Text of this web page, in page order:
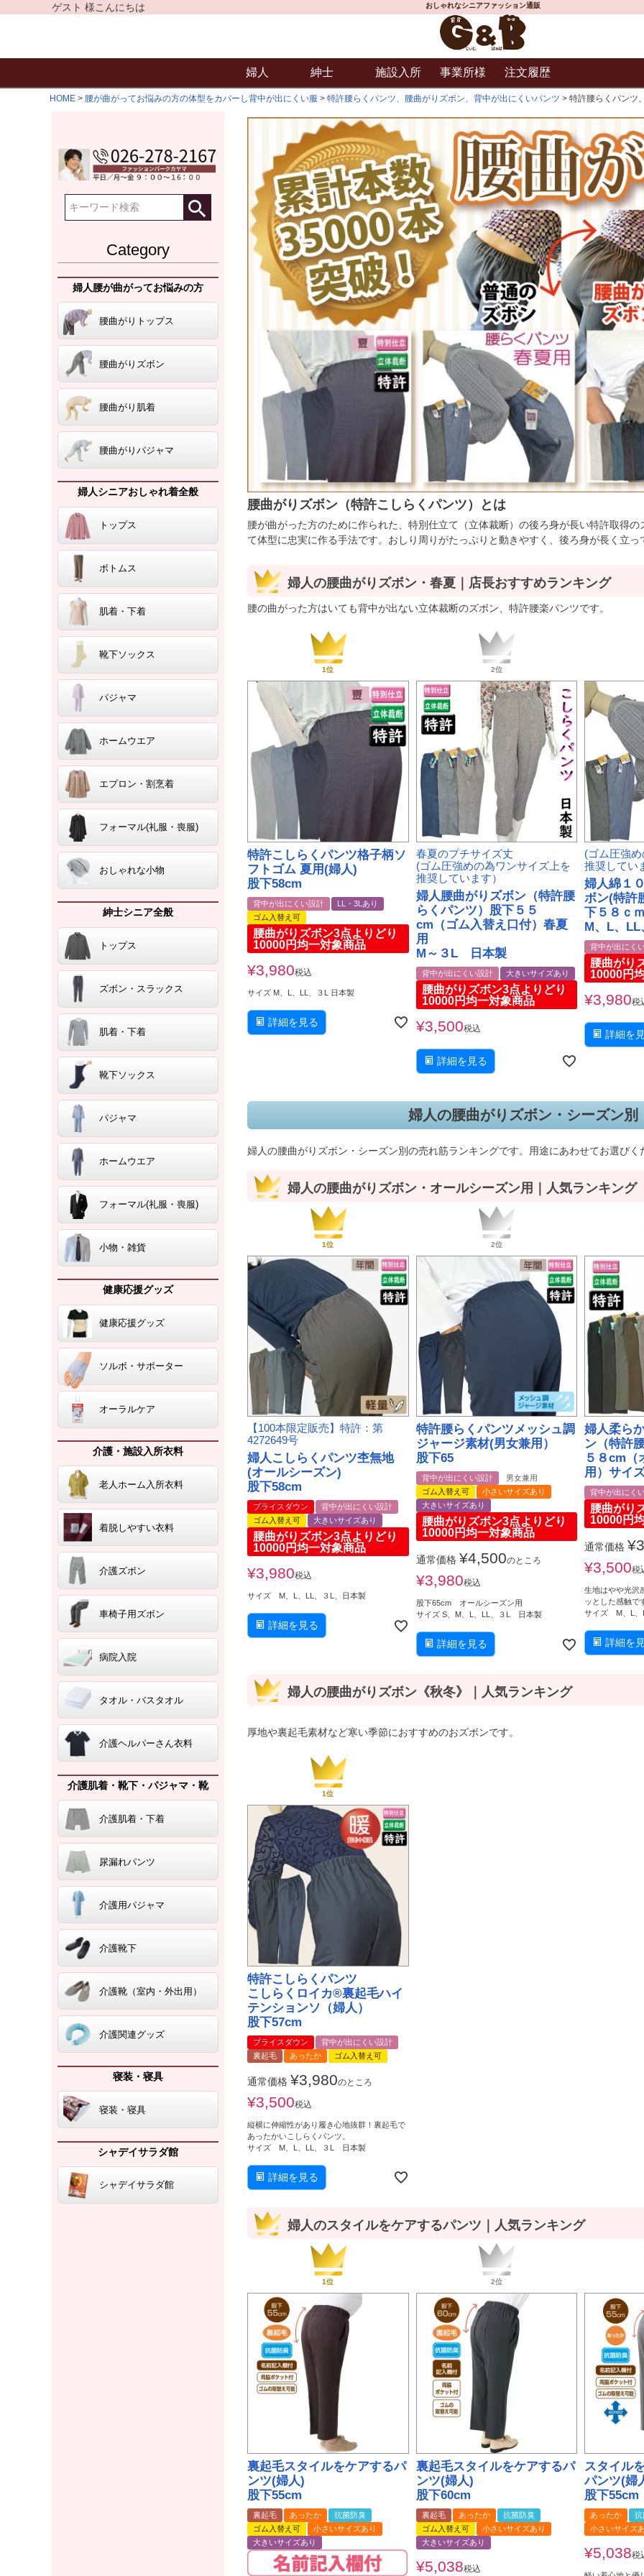
ゲスト 様こんにちは おしゃれなシニアファッション通販
婦人 紳士 施設入所 事業所様 注文履歴
HOME 腰が曲がってお悩みの方の体型をカバーし背中が出にくい服 特許腰らくパンツ、腰曲がりズボン、背中が出にくいパンツ 特許腰らくパンツ
Category
婦人腰が曲がってお悩みの方
腰曲がりトップス
腰曲がりズボン
腰曲がり肌着
腰曲がりパジャマ
婦人シニアおしゃれ着全般
トップス
ボトムス
肌着・下着
靴下ソックス
パジャマ
ホームウエア
エプロン・割烹着
フォーマル(礼服・喪服)
おしゃれな小物
紳士シニア全般
トップス
ズボン・スラックス
肌着・下着
靴下ソックス
パジャマ
ホームウエア
フォーマル(礼服・喪服)
小物・雑貨
健康応援グッズ
健康応援グッズ
ソルボ・サポーター
オーラルケア
介護・施設入所衣料
老人ホーム入所衣料
着脱しやすい衣料
介護ズボン
車椅子用ズボン
病院入院
タオル・バスタオル
介護ヘルパーさん衣料
介護肌着・靴下・パジャマ・靴
介護肌着・下着
尿漏れパンツ
介護用パジャマ
介護靴下
介護靴（室内・外出用）
介護関連グッズ
寝装・寝具
寝装・寝具
シャデイサラダ館
シャデイサラダ館
腰曲がりズボン（特許こしらくパンツ）とは
腰が曲がった方のために作られた、特別仕立て（立体裁断）の後ろ身が長い特許取得
て体型に忠実に作る手法です。おしり周りがたっぷりと動きやすく、後ろ身が長く立っ
婦人の腰曲がりズボン・春夏｜店長おすすめランキング
腰の曲がった方はいても背中が出ない立体裁断のズボン、特許腰楽パンツです。
特許こしらくパンツ格子柄ソ
フトゴム 夏用(婦人)
股下58cm
背中が出にくい設計
LL・3Lあり
ゴム入替え可
腰曲がりズボン3点よりどり
10000円均一対象商品
¥3,980税込
サイズ M、L、LL、３L 日本製
詳細を見る
春夏のプチサイズ丈
(ゴム圧強めの為ワンサイズ上を
推奨しています）
婦人腰曲がりズボン（特許腰
らくパンツ）股下５５
cm（ゴム入替え口付）春夏
用
M～３L 日本製
背中が出にくい設計 大きいサイズあり
腰曲がりズボン3点よりどり
10000円均一対象商品
¥3,500税込
詳細を見る
(ゴム圧強
推奨してい
婦人綿１
ボン(特許
下５８ｃｍ
M、L、LL
背中が出にく
腰曲がり
10000円
¥3,980税
詳細を
婦人の腰曲がりズボン・シーズン別
婦人の腰曲がりズボン・シーズン別の売れ筋ランキングです。用途にあわせてお選びく
婦人の腰曲がりズボン・オールシーズン用｜人気ランキング
【100本限定販売】特許：第
4272649号
婦人こしらくパンツ杢無地
(オールシーズン)
股下58cm
プライスダウン
背中が出にくい設計
ゴム入替え可
大きいサイズあり
腰曲がりズボン3点よりどり
10000円均一対象商品
¥3,980税込
サイズ M、L、LL、３L、日本製
詳細を見る
特許腰らくパンツメッシュ調
ジャージ素材(男女兼用）
股下65
背中が出にくい設計
男女兼用
ゴム入替え可
小さいサイズあり
大きいサイズあり
腰曲がりズボン3点よりどり
10000円均一対象商品
通常価格 ¥4,500のところ
¥3,980税込
股下65cm オールシーズン用
サイズ S、M、L、LL、３L 日本製
詳細を見る
婦人柔ら
ン（特許
５８cm（
用）サイ
背中が出にく
腰曲がり
10000円
通常価格 ¥
¥3,500税
生地はやや光沢
ッとした感触で
サイズ M、L
詳細を
婦人の腰曲がりズボン《秋冬》｜人気ランキング
厚地や裏起毛素材など寒い季節におすすめのおズボンです。
特許こしらくパンツ
こしらくロイカ®裏起毛ハイ
テンションソ（婦人）
股下57cm
プライスダウン
背中が出にくい設計
裏起毛
あったか ゴム入替え可
通常価格 ¥3,980のところ
¥3,500税込
縦横に伸縮性があり履き心地抜群！裏起毛で
あったかいこしらくパンツ。
サイズ M、L、LL、３L 日本製
詳細を見る
婦人のスタイルをケアするパンツ｜人気ランキング
裏起毛スタイルをケアするパ
ンツ(婦人)
股下55cm
裏起毛 あったか
抗菌防臭
ゴム入替え可
小さいサイズあり
大きいサイズあり
裏起毛スタイルをケアするパ
ンツ(婦人)
股下60cm
裏起毛 あったか
抗菌防臭
ゴム入替え可
小さいサイズあり
大きいサイズあり
¥5,038税込
スタイル
パンツ(婦
股下55cm
あったか 抗
小さいサイズ
¥5,038税